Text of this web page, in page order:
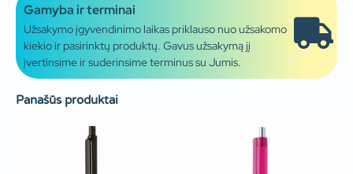
Gamyba ir terminai
Užsakymo įgyvendinimo laikas priklauso nuo užsakomo
kiekio ir pasirinktų produktų. Gavus užsakymą jį
įvertinsime ir suderinsime terminus su Jumis.
Panašūs produktai